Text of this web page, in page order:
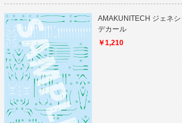
AMAKUNITECH ジェネ
デカール
￥1,210